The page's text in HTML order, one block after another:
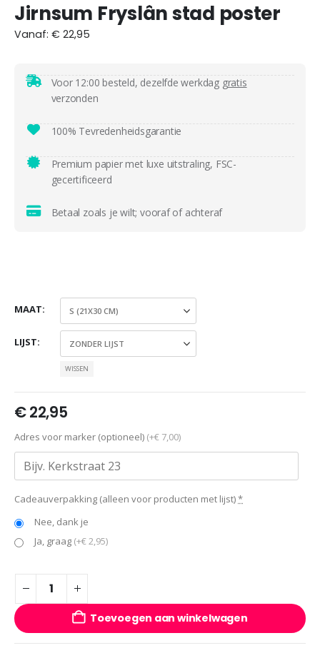
Jirnsum Fryslân stad poster
Vanaf: € 22,95
Voor 12:00 besteld, dezelfde werkdag gratis
verzonden
100% Tevredenheidsgarantie
Premium papier met luxe uitstraling, FSC-
gecertificeerd
Betaal zoals je wilt; vooraf of achteraf
MAAT
LIJST
WISSEN
€22,95
Adres voor marker (optioneel) (+€ 7,00)
Cadeauverpakking (alleen voor producten met lijst)*
Nee, dank je
Ja, graag (+€ 2,95)
Toevoegen aan winkelwagen